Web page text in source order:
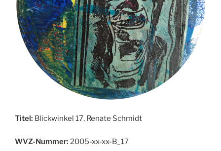
Titel: Blickwinkel 17, Renate Schmidt
WVZ-Nummer: 2005-xx-xx-B_17